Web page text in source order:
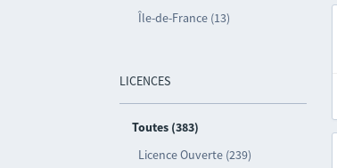
Île-de-France (13)
LICENCES
Toutes (383)
Licence Ouverte (239)